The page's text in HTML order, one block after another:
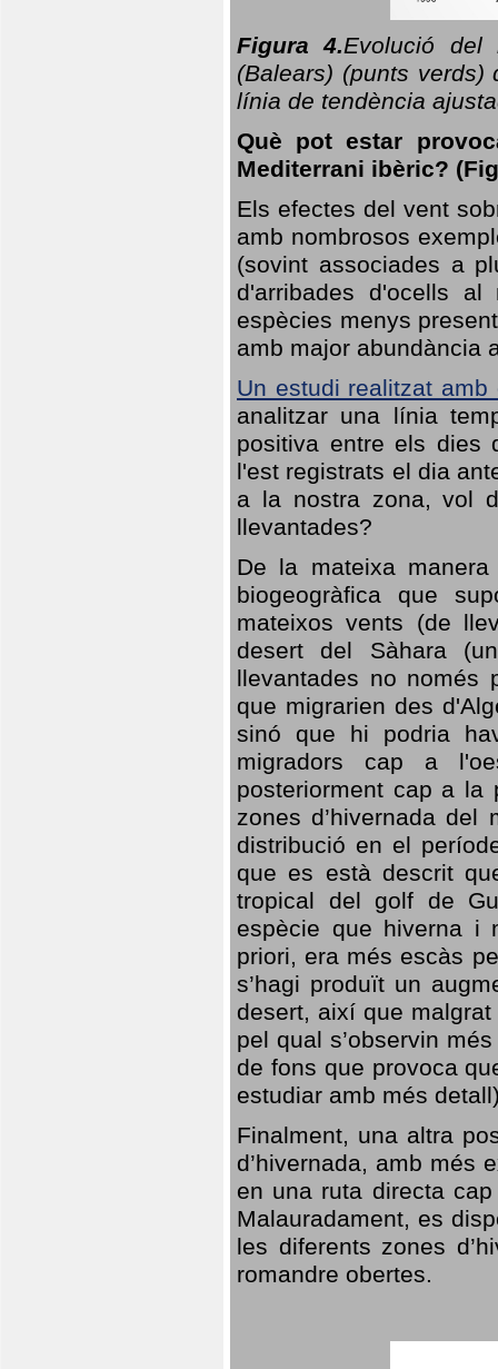
Figura 4.Evolució del
(Balears) (punts
línia de tendència
Què pot estar
Mediterrani ibèric?
Els efectes del vent
amb nombrosos
(sovint associades a
d'arribades d'ocells
espècies menys
amb major abundància
Un estudi realitzat amb
analitzar una línia
positiva entre els dies
l'est registrats el dia
a la nostra zona, vol
llevantades?
De la mateixa
biogeogràfica que
mateixos vents (de
desert del Sàhara
llevantades no només
que migrarien des
sinó que hi podria
migradors cap a
posteriorment cap a la
zones d’hivernada
distribució en el
que es està descrit
tropical del golf de
espècie que hiverna i
priori, era més escàs
s’hagi produït un
desert, així que
pel qual s’observin
de fons que provoca
estudiar amb més
Finalment, una altra
d’hivernada, amb més
en una ruta directa
Malauradament, es
les diferents zones
romandre obertes.